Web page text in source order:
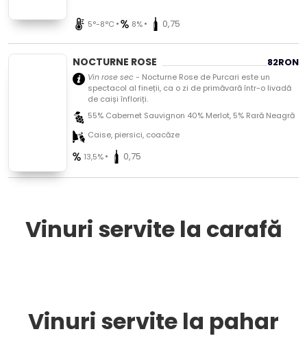
5°-8°C • 8%• 0,75
NOCTURNE ROSE 82RON
Vin rose sec- Nocturne Rose de Purcari este un
spectacol al fineții, ca o zi de primăvară într-o livadă
de caiși înfloriți.
55% Cabernet Sauvignon 40% Merlot, 5% Rară Neagră
Caise, piersici, coacăze
13,5%• 0,75
Vinuri servite la carafă
Vinuri servite la pahar